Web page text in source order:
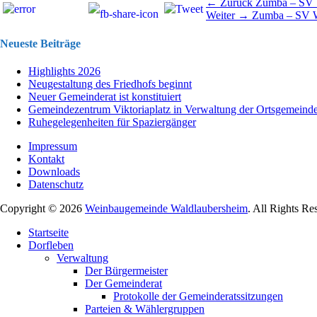
Beitragsnavigation ← Zurück
Beitrag:
Zumba – SV
Weiter → Nächster
Zumba – SV
Neueste Beiträge
Highlights 2026
Neugestaltung des Friedhofs beginnt
Neuer Gemeinderat ist konstituiert
Gemeindezentrum Viktoriaplatz in Verwaltung der
Ruhegelegenheiten für Spaziergänger
Impressum
Kontakt
Downloads
Datenschutz
Copyright © 2026 Weinbaugemeinde Waldlaubersheim. All Rights
oben
scrollen
Startseite
Dorfleben
Verwaltung
Der Bürgermeister
Der Gemeinderat
Protokolle der Gemeinderatssitzungen
Parteien & Wählergruppen